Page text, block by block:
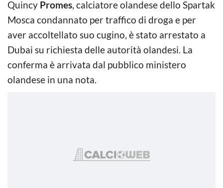
Quincy Promes, calciatore olandese dello Spartak
Mosca condannato per traffico di droga e per
aver accoltellato suo cugino, è stato arrestato a
Dubai su richiesta delle autorità olandesi. La
conferma è arrivata dal pubblico ministero
olandese in una nota.